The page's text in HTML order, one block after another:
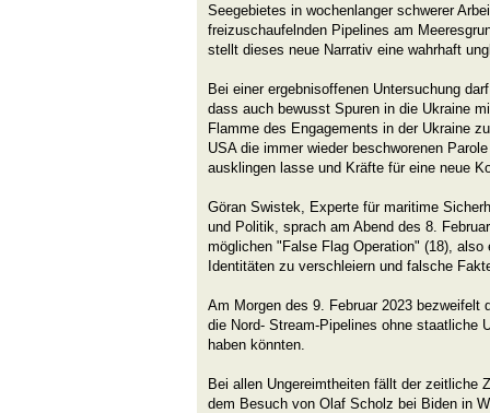
Seegebietes in wochenlanger schwerer
freizuschaufelnden Pipelines am
stellt dieses neue Narrativ eine wahrhaft
Bei einer ergebnisoffenen Untersuchung
dass auch bewusst Spuren in die Ukraine
Flamme des Engagements in der Ukraine
USA die immer wieder beschworenen
ausklingen lasse und Kräfte für eine neue
Göran Swistek, Experte für maritime
und Politik, sprach am Abend des 8.
möglichen "False Flag Operation" (18),
Identitäten zu verschleiern und falsche
Am Morgen des 9. Februar 2023 bezweifelt
die Nord- Stream-Pipelines ohne staatliche
haben könnten.
Bei allen Ungereimtheiten fällt der zeitliche
dem Besuch von Olaf Scholz bei Biden in